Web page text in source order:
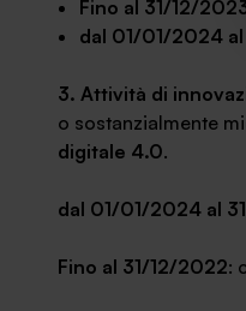
Fino al 31/12/
dal 01/01/2024
3. Attività di
o sostanzialmente
digitale 4.0.
dal 01/01/2024 al
Fino al 31/12/2022: